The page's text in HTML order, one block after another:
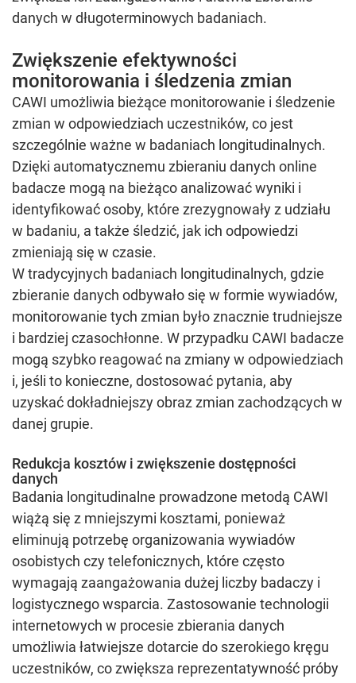
danych w długoterminowych badaniach.
Zwiększenie efektywności
monitorowania i śledzenia zmian
CAWI umożliwia bieżące monitorowanie i śledzenie
zmian w odpowiedziach uczestników, co jest
szczególnie ważne w badaniach longitudinalnych.
Dzięki automatycznemu zbieraniu danych online
badacze mogą na bieżąco analizować wyniki i
identyfikować osoby, które zrezygnowały z udziału
w badaniu, a także śledzić, jak ich odpowiedzi
zmieniają się w czasie.
W tradycyjnych badaniach longitudinalnych, gdzie
zbieranie danych odbywało się w formie wywiadów,
monitorowanie tych zmian było znacznie trudniejsze
i bardziej czasochłonne. W przypadku CAWI badacze
mogą szybko reagować na zmiany w odpowiedziach
i, jeśli to konieczne, dostosować pytania, aby
uzyskać dokładniejszy obraz zmian zachodzących w
danej grupie.
Redukcja kosztów i zwiększenie dostępności
danych
Badania longitudinalne prowadzone metodą CAWI
wiążą się z mniejszymi kosztami, ponieważ
eliminują potrzebę organizowania wywiadów
osobistych czy telefonicznych, które często
wymagają zaangażowania dużej liczby badaczy i
logistycznego wsparcia. Zastosowanie technologii
internetowych w procesie zbierania danych
umożliwia łatwiejsze dotarcie do szerokiego kręgu
uczestników, co zwiększa reprezentatywność próby